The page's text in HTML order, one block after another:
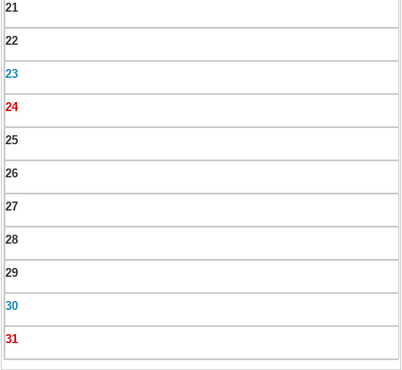
21
22
23
24
25
26
27
28
29
30
31